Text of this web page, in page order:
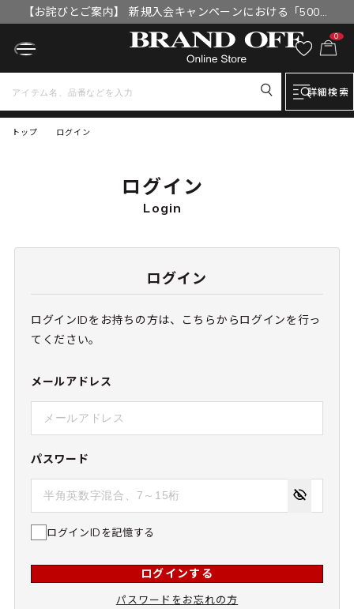
【お詫びとご案内】 新規入会キャンペーンにおける「500円
OFFクーポン」付与漏れと補填について
0
詳細検索
トップ ログイン
ログイン
Login
ログイン
ログインIDをお持ちの方は、こちらからログインを行っ
てください。
メールアドレス
パスワード
ログインIDを記憶する
ログインする
パスワードをお忘れの方